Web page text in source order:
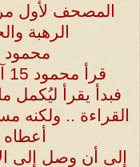
المصحف لأول
الرهبة
محمود
قرأ محمود 15
فبدأ يقرأ ليُكمل
القراءة .. ولكنه
أعطاه
إلى أن وصل إلى